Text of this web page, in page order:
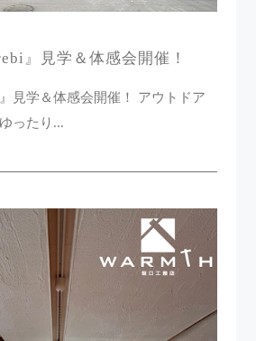
』見学＆体感会開催！
見学＆体感会開催！ アウトドア
ったり...